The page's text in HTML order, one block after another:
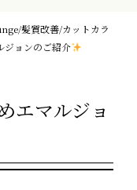
髪質改善/カットカラ
ジョンのご紹介
エマルジョ